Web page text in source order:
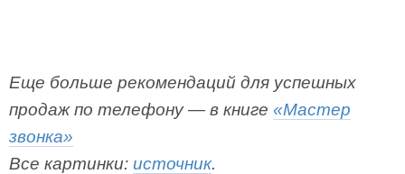
Еще больше рекомендаций для успешных
продаж по телефону — в книге «Мастер
звонка»
Все картинки: источник.